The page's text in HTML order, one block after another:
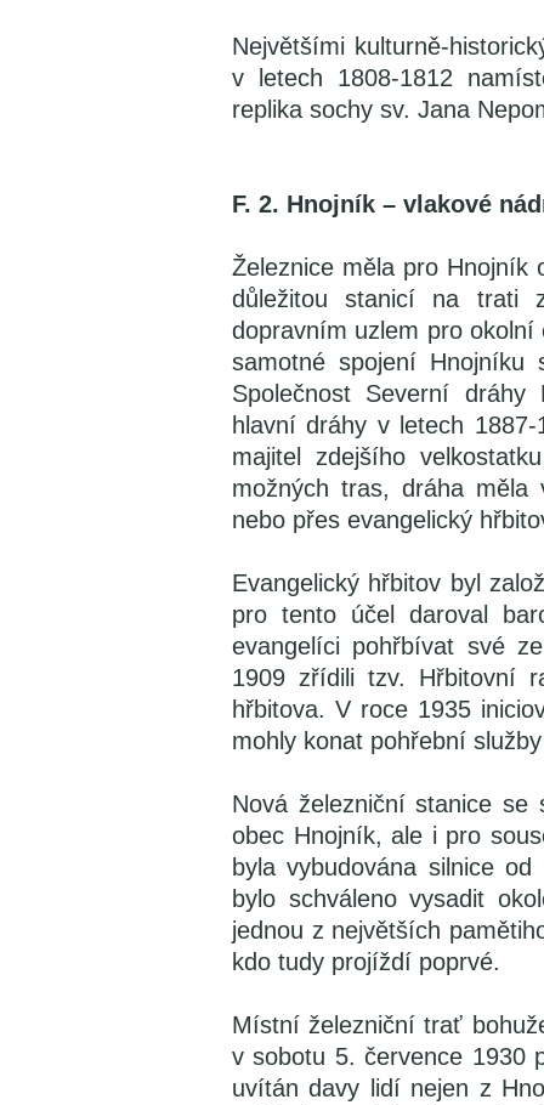
Největšími kulturně-
v letech 1808-1812
replika sochy sv. Jana
F. 2. Hnojník – vlakové
Železnice měla pro Hnojník
důležitou stanicí na
dopravním uzlem pro okolní
samotné spojení Hnojníku
Společnost Severní
hlavní dráhy v letech
majitel zdejšího
možných tras, dráha
nebo přes evangelický
Evangelický hřbitov byl
pro tento účel daroval
evangelíci pohřbívat své
1909 zřídili tzv. Hřbitovní
hřbitova. V roce 1935
mohly konat pohřební
Nová železniční stanice se
obec Hnojník, ale i pro
byla vybudována silnice
bylo schváleno vysadit
jednou z největších
kdo tudy projíždí poprvé.
Místní železniční trať
v sobotu 5. července 1930
uvítán davy lidí nejen z